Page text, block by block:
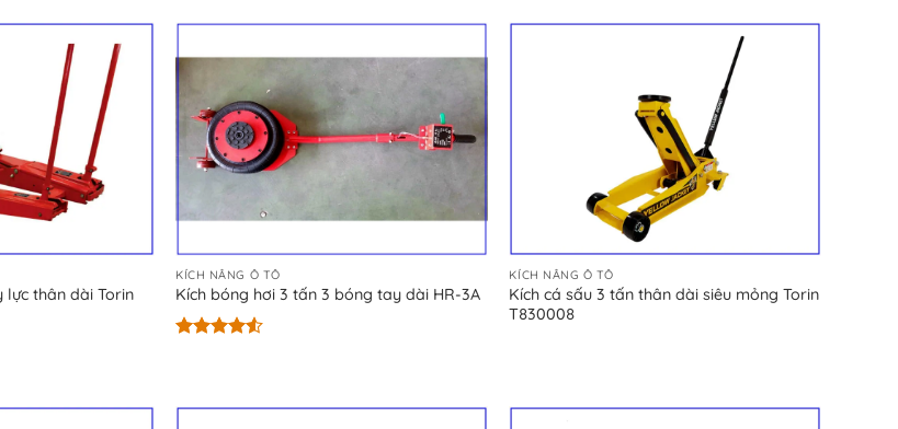
lực thân dài Torin
KÍCH NÂNG Ô TÔ
Kích bóng hơi 3 tấn 3 bóng tay dài HR-3A
KÍCH NÂNG Ô TÔ
Kích cá sấu 3 tấn thân dài siêu mỏng Torin
T830008